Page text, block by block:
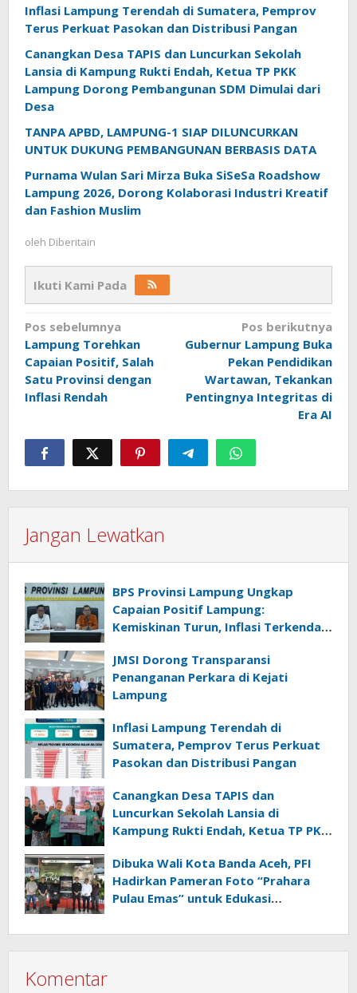
Inflasi Lampung Terendah di Sumatera, Pemprov
Terus Perkuat Pasokan dan Distribusi Pangan
Canangkan Desa TAPIS dan Luncurkan Sekolah
Lansia di Kampung Rukti Endah, Ketua TP PKK
Lampung Dorong Pembangunan SDM Dimulai dari
Desa
TANPA APBD, LAMPUNG-1 SIAP DILUNCURKAN
UNTUK DUKUNG PEMBANGUNAN BERBASIS DATA
Purnama Wulan Sari Mirza Buka SiSeSa Roadshow
Lampung 2026, Dorong Kolaborasi Industri Kreatif
dan Fashion Muslim
oleh Diberitain
Ikuti Kami Pada
Navigasi
pos
Pos sebelumnya
Lampung Torehkan
Capaian Positif, Salah
Satu Provinsi dengan
Inflasi Rendah
Pos berikutnya
Gubernur Lampung Buka
Pekan Pendidikan
Wartawan, Tekankan
Pentingnya Integritas di
Era AI
Jangan Lewatkan
BPS Provinsi Lampung Ungkap
Capaian Positif Lampung:
Kemiskinan Turun, Inflasi Terkendali,
JMSI Dorong Transparansi
Penanganan Perkara di Kejati
Lampung
Inflasi Lampung Terendah di
Sumatera, Pemprov Terus Perkuat
Pasokan dan Distribusi Pangan
Canangkan Desa TAPIS dan
Luncurkan Sekolah Lansia di
Kampung Rukti Endah, Ketua TP PKK
SDM Dimulai dari Desa
Dibuka Wali Kota Banda Aceh, PFI
Hadirkan Pameran Foto “Prahara
Pulau Emas” untuk Edukasi
Komentar